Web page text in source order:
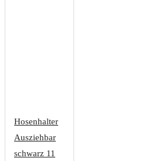
Hosenhalter
Ausziehbar
schwarz 11